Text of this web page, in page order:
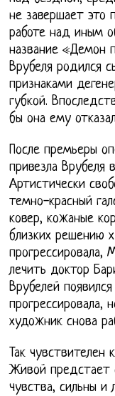
не завершает это
работе над иным
название «Демон
Врубеля родился
признаками
губкой.
бы она ему
После премьеры
привезла Врубеля
Артистически
темно-красный
ковер, кожаные
близких решению
прогрессировала,
лечить доктор
Врубелей
прогрессировала,
художник снова
Так чувствителен
Живой предстает
чувства, сильны и